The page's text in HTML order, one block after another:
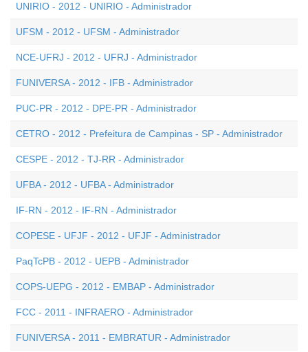
UNIRIO - 2012 - UNIRIO - Administrador
UFSM - 2012 - UFSM - Administrador
NCE-UFRJ - 2012 - UFRJ - Administrador
FUNIVERSA - 2012 - IFB - Administrador
PUC-PR - 2012 - DPE-PR - Administrador
CETRO - 2012 - Prefeitura de Campinas - SP - Administrador
CESPE - 2012 - TJ-RR - Administrador
UFBA - 2012 - UFBA - Administrador
IF-RN - 2012 - IF-RN - Administrador
COPESE - UFJF - 2012 - UFJF - Administrador
PaqTcPB - 2012 - UEPB - Administrador
COPS-UEPG - 2012 - EMBAP - Administrador
FCC - 2011 - INFRAERO - Administrador
FUNIVERSA - 2011 - EMBRATUR - Administrador